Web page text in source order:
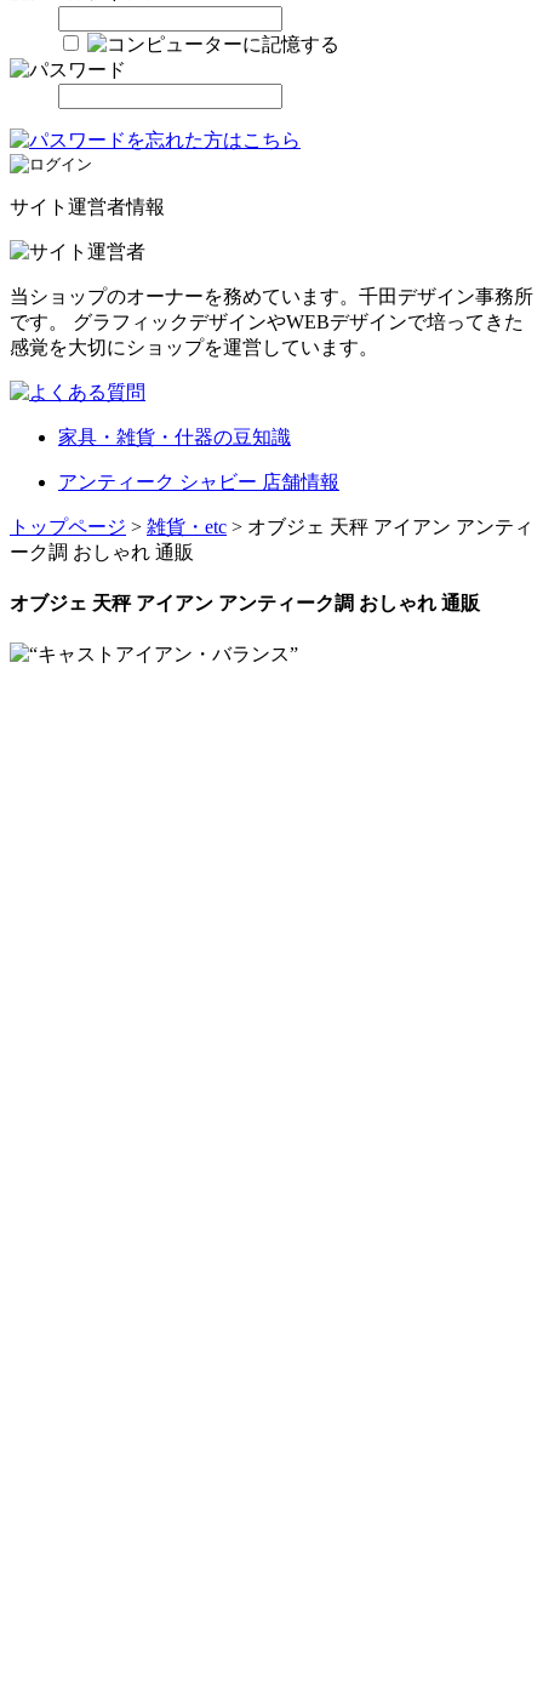
サイト運営者情報
当ショップのオーナーを務めています。千田デザイン事務所
です。 グラフィックデザインやWEBデザインで培ってきた
感覚を大切にショップを運営しています。
家具・雑貨・什器の豆知識
アンティーク シャビー 店舗情報
トップページ > 雑貨・etc > オブジェ 天秤 アイアン アンティ
ーク調 おしゃれ 通販
オブジェ 天秤 アイアン アンティーク調 おしゃれ 通販